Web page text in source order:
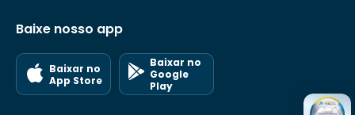
Baixe nosso app
Baixar no
App Store
Baixar no
Google
Play